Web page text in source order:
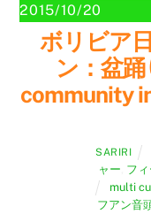
2015/10/20
ボリビア
ン：盆
community
SARIRI
ャー フ
multi
フアン音